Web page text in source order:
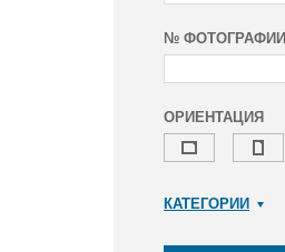
№ ФОТОГРАФИИ
ОРИЕНТАЦИЯ
КАТЕГОРИИ